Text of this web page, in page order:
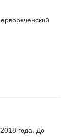
года. До